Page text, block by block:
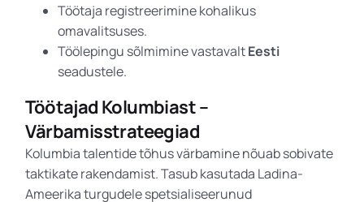
Töötaja registreerimine kohalikus
omavalitsuses.
Töölepingu sõlmimine vastavaltEesti
seadustele.
Töötajad Kolumbiast –
Värbamisstrateegiad
Kolumbia talentide tõhus värbamine nõuab sobivate
taktikate rakendamist. Tasub kasutada Ladina-
Ameerika turgudele spetsialiseerunud